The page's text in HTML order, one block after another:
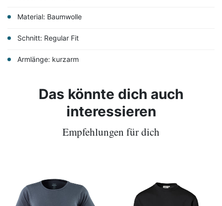
Material: Baumwolle
Schnitt: Regular Fit
Armlänge: kurzarm
Das könnte dich auch
interessieren
Empfehlungen für dich